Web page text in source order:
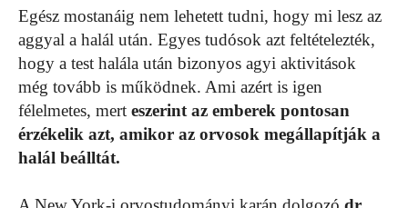
Egész mostanáig nem lehetett tudni, hogy mi lesz az
aggyal a halál után. Egyes tudósok azt feltételezték,
hogy a test halála után bizonyos agyi aktivitások
még tovább is működnek. Ami azért is igen
félelmetes, mert eszerint az emberek pontosan
érzékelik azt, amikor az orvosok megállapítják a
halál beálltát.